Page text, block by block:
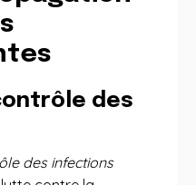
des
des infections